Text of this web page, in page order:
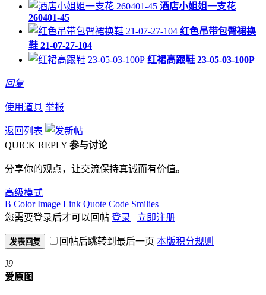
酒店小姐姐一支花
260401-45
红色吊带包臀裙换
鞋 21-07-27-104
红裙高跟鞋 23-05-03-100P
回复
使用道具 举报
返回列表
QUICK REPLY 参与讨论
分享你的观点，让交流保持真诚而有价值。
高级模式
B Color Image Link Quote Code Smilies
您需要登录后才可以回帖 登录 | 立即注册
发表回复 回帖后跳转到最后一页 本版积分规则
J9
爱原图